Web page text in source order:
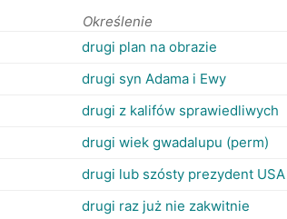
Określenie
drugi plan na obrazie
drugi syn Adama i Ewy
drugi z kalifów sprawiedliwych
drugi wiek gwadalupu (perm)
drugi lub szósty prezydent USA
drugi raz już nie zakwitnie